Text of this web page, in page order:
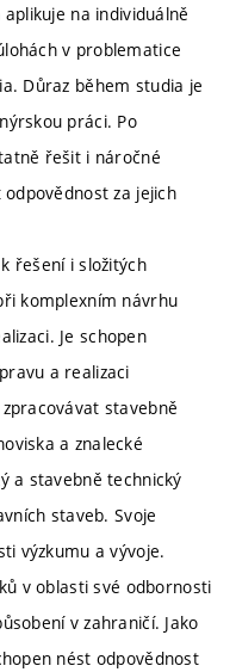
na individuálně
v problematice
Důraz během studia je
práci. Po
řešit i náročné
za jejich
řešení i složitých
komplexním návrhu
Je schopen
a realizaci
stavebně
a znalecké
a stavebně technický
staveb. Svoje
výzkumu a vývoje.
v oblasti své odbornosti
v zahraničí. Jako
nést odpovědnost